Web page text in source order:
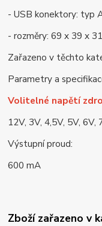
- USB konektory: typ
- rozměry: 69 x 39 x
Zařazeno v těchto
Parametry a
Volitelné napětí
12V, 3V, 4,5V, 5V, 6V,
Výstupní proud:
600 mA
Zboží zařazeno v